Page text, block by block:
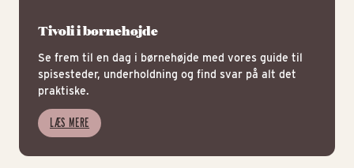
Tivoli i børnehøjde
Se frem til en dag i børnehøjde med vores guide til
spisesteder, underholdning og find svar på alt det
praktiske.
LÆS MERE